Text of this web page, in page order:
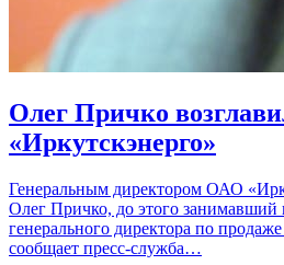
Олег Причко
«Иркутскэнерго»
Генеральным директором ОАО
Олег Причко, до этого занимавший
генерального директора по
сообщает пресс-служба…